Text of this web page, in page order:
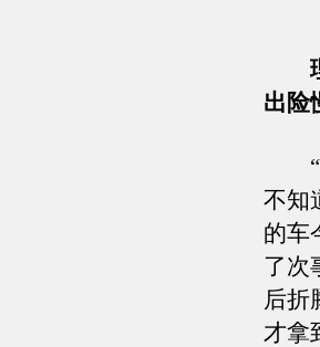
理
出险
“
不知
的车
了次
后折
才拿